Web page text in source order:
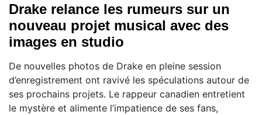
Drake relance les rumeurs sur un
nouveau projet musical avec des
images en studio
De nouvelles photos de Drake en pleine session
d’enregistrement ont ravivé les spéculations autour de
ses prochains projets. Le rappeur canadien entretient
le mystère et alimente l’impatience de ses fans,